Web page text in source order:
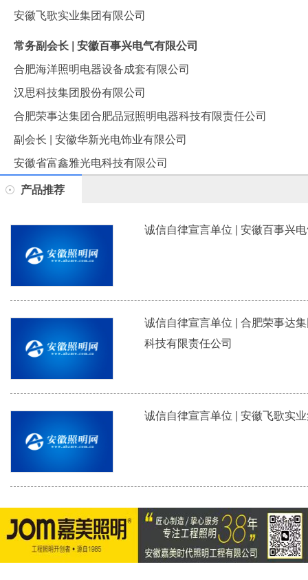
安徽飞歌实业集团有限公司
常务副会长 | 安徽百事兴电气有限公司
合肥海洋照明电器设备成套有限公司
汉思科技集团股份有限公司
合肥荣事达集团合肥品冠照明电器科技有限责任公司
副会长 | 安徽华新光电饰业有限公司
安徽省富鑫雅光电科技有限公司
产品推荐
诚信自律宣言单位 | 安徽百事兴
诚信自律宣言单位 | 合肥荣事达
科技有限责任公司
诚信自律宣言单位 | 安徽飞歌实